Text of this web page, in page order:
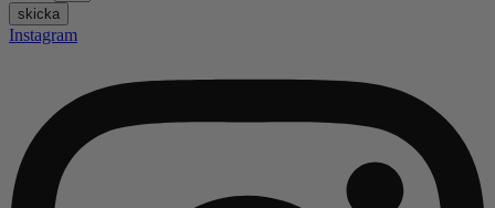
skicka
Instagram